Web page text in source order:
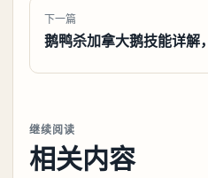
下一篇
鹅鸭杀加拿大鹅技能详解
继续阅读
相关内容